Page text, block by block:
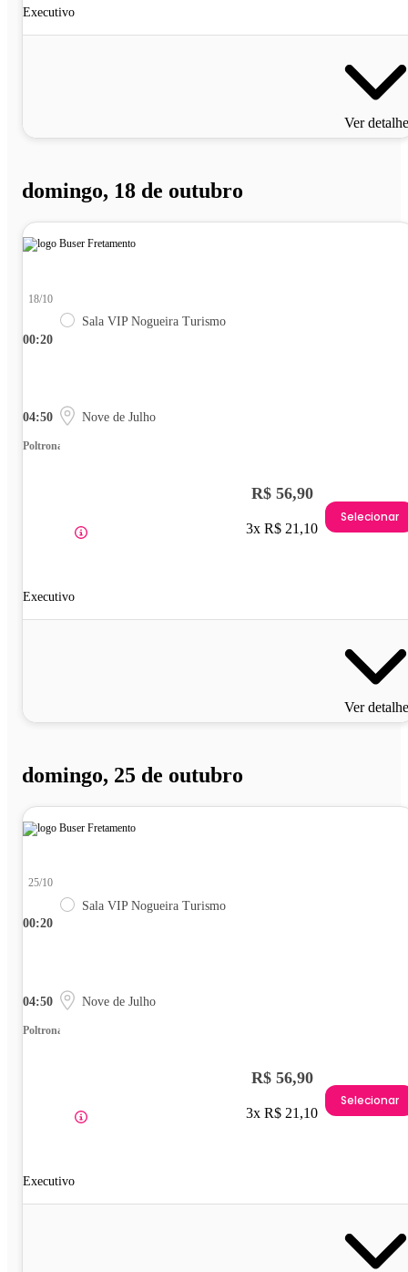
Executivo
Ver
domingo, 18 de outubro
00:20
18/10
Sala VIP Nogueira Turismo
04:50 Nove de Julho
Poltrona
Executivo
R$ 56,90
3x R$ 21,10
Selecionar
Ver
domingo, 25 de outubro
00:20
25/10
Sala VIP Nogueira Turismo
04:50 Nove de Julho
Poltrona
Executivo
R$ 56,90
3x R$ 21,10
Selecionar